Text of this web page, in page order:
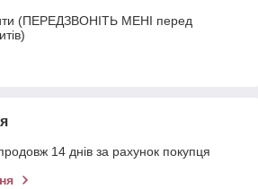
(ПЕРЕДЗВОНІТЬ МЕНІ перед
14 днів за рахунок покупця